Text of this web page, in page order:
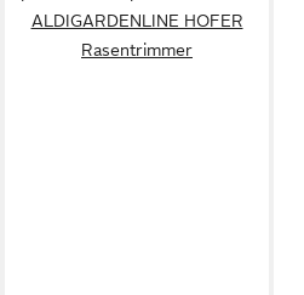
ALDIGARDENLINE HOFER
Rasentrimmer